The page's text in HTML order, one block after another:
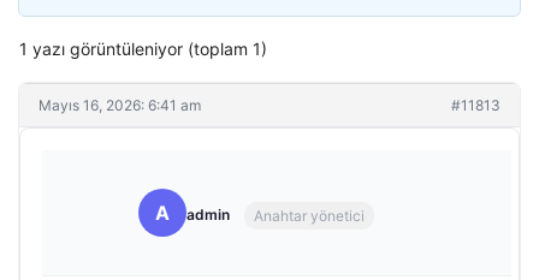
1 yazı görüntüleniyor (toplam 1)
Mayıs 16, 2026: 6:41 am #11813
A admin Anahtar yönetici